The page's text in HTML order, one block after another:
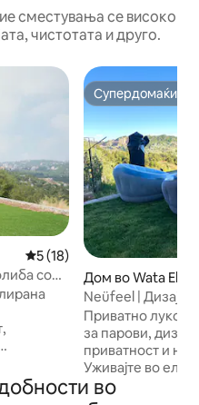
сместувања се високо
чистотата и друго.
Просечна оцена: 5 од 5,
5 (18)
со
утра
3
Супердомаќин
Супердомаќин
Дом во Wata El
Neüfeel |
поглед
Приватно
за парови,
приватност и
Уживајте во
простор и 100%
во